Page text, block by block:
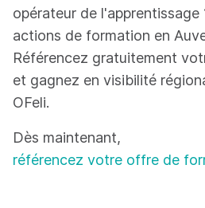
opérateur de l'apprentissage
actions de formation en
Référencez gratuitement
et gagnez en visibilité
OFeli.
Dès maintenant,
référencez votre offre de